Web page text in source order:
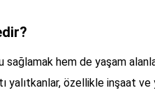
sağlamak hem de yaşam
yalıtkanlar, özellikle inşaat ve